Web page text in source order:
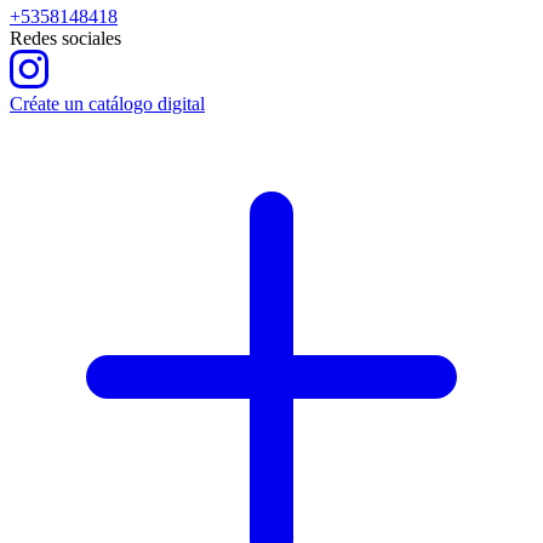
+5358148418
Redes sociales
Créate un catálogo digital